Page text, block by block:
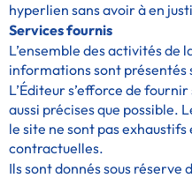
hyperlien sans avoir à en
Services fournis
L’ensemble des activités de
informations sont présentés
L’Éditeur s’efforce de
aussi précises que possible.
le site ne sont pas exhaustifs
contractuelles.
Ils sont donnés sous